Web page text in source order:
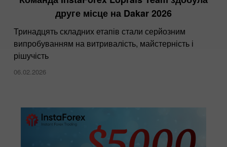
друге місце на Dakar 2026
Тринадцять складних етапів стали серйозним
випробуванням на витривалість, майстерність і
рішучість
06.02.2026